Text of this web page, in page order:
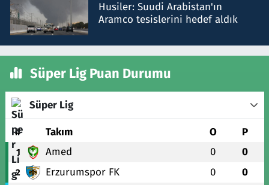
Husiler: Suudi Arabistan'ın
Aramco tesislerini hedef aldık
Süper Lig Puan Durumu
Süper Lig
# Takım O P
1 Amed 0 0
2 Erzurumspor FK 0 0